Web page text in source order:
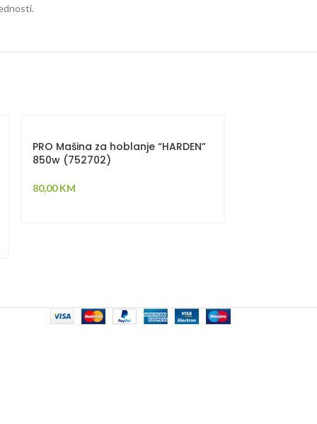
PRO Mašina za hoblanje “HARDEN”
850w (752702)
80,00KM